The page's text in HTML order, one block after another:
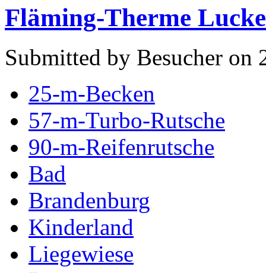
Fläming-Therme
Submitted by Besucher on
25-m-Becken
57-m-Turbo-Rutsche
90-m-Reifenrutsche
Bad
Brandenburg
Kinderland
Liegewiese